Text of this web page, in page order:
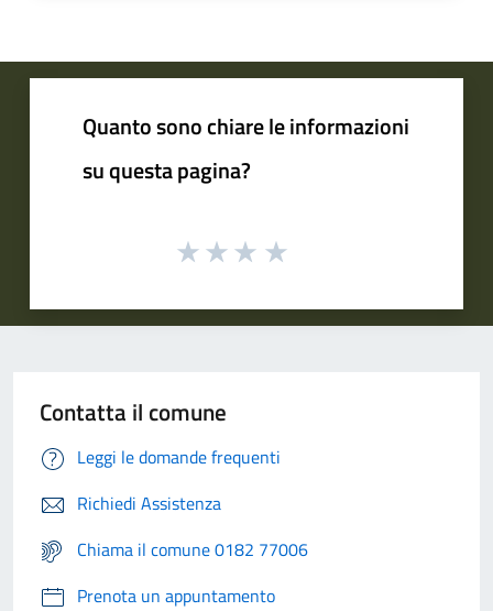
Quanto sono chiare le informazioni
su questa pagina?
Contatta il comune
Leggi le domande frequenti
Richiedi Assistenza
Chiama il comune 0182 77006
Prenota un appuntamento